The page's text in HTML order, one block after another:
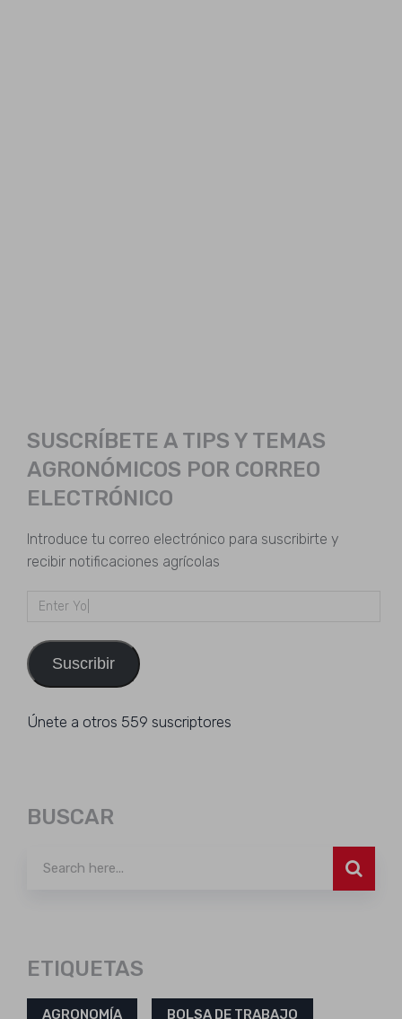
SUSCRÍBETE A TIPS Y TEMAS
AGRONÓMICOS POR CORREO
ELECTRÓNICO
Introduce tu correo electrónico para suscribirte y
recibir notificaciones agrícolas
Dirección
email
Suscribir
Únete a otros 559 suscriptores
BUSCAR
ETIQUETAS
AGRONOMÍA BOLSA DE TRABAJO